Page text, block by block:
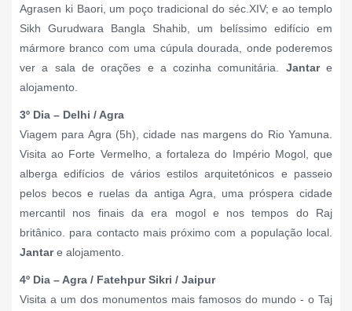
Agrasen ki Baori, um poço tradicional do séc.XIV; e ao templo
Sikh Gurudwara Bangla Shahib, um belíssimo edifício em
mármore branco com uma cúpula dourada, onde poderemos
ver a sala de orações e a cozinha comunitária. Jantare
alojamento.
3º Dia – Delhi / Agra
Viagem para Agra (5h), cidade nas margens do Rio Yamuna.
Visita ao Forte Vermelho, a fortaleza do Império Mogol, que
alberga edifícios de vários estilos arquitetónicos e passeio
pelos becos e ruelas da antiga Agra, uma próspera cidade
mercantil nos finais da era mogol e nos tempos do Raj
britânico. para contacto mais próximo com a população local.
Jantare alojamento.
4º Dia – Agra / Fatehpur Sikri / Jaipur
Visita a um dos monumentos mais famosos do mundo - o Taj